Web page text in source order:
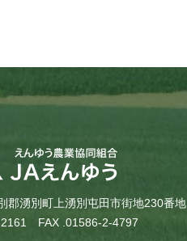
湧別町上湧別屯田市街地230番地
FAX .01586-2-4797